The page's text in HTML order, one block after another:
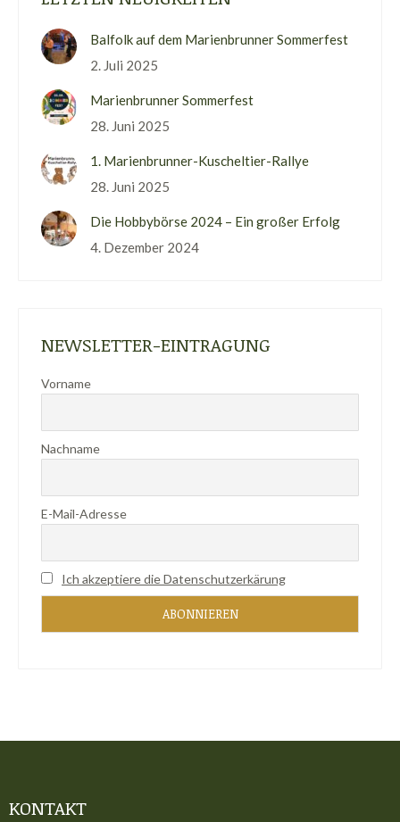
Balfolk auf dem Marienbrunner Sommerfest
2. Juli 2025
Marienbrunner Sommerfest
28. Juni 2025
1. Marienbrunner-Kuscheltier-Rallye
28. Juni 2025
Die Hobbybörse 2024 – Ein großer Erfolg
4. Dezember 2024
NEWSLETTER-EINTRAGUNG
Vorname
Nachname
E-Mail-Adresse
Ich akzeptiere die Datenschutzerkärung
KONTAKT